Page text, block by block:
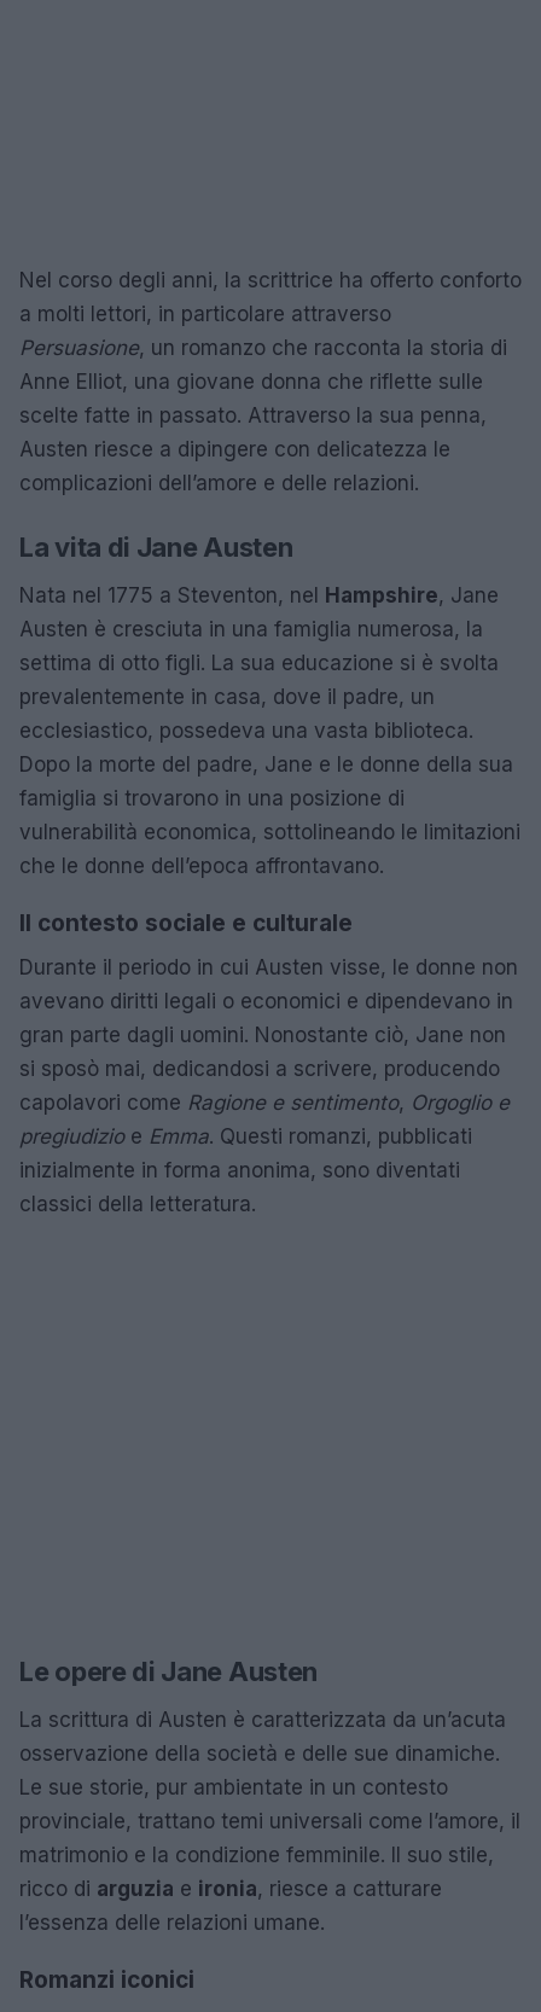
Nel corso degli anni, la scrittrice ha offerto conforto
a molti lettori, in particolare attraverso
Persuasione, un romanzo che racconta la storia di
Anne Elliot, una giovane donna che riflette sulle
scelte fatte in passato. Attraverso la sua penna,
Austen riesce a dipingere con delicatezza le
complicazioni dell’amore e delle relazioni.
La vita di Jane Austen
Nata nel 1775 a Steventon, nel Hampshire, Jane
Austen è cresciuta in una famiglia numerosa, la
settima di otto figli. La sua educazione si è svolta
prevalentemente in casa, dove il padre, un
ecclesiastico, possedeva una vasta biblioteca.
Dopo la morte del padre, Jane e le donne della sua
famiglia si trovarono in una posizione di
vulnerabilità economica, sottolineando le limitazioni
che le donne dell’epoca affrontavano.
Il contesto sociale e culturale
Durante il periodo in cui Austen visse, le donne non
avevano diritti legali o economici e dipendevano in
gran parte dagli uomini. Nonostante ciò, Jane non
si sposò mai, dedicandosi a scrivere, producendo
capolavori come Ragione e sentimento, Orgoglio e
pregiudizioe Emma. Questi romanzi, pubblicati
inizialmente in forma anonima, sono diventati
classici della letteratura.
Le opere di Jane Austen
La scrittura di Austen è caratterizzata da un’acuta
osservazione della società e delle sue dinamiche.
Le sue storie, pur ambientate in un contesto
provinciale, trattano temi universali come l’amore, il
matrimonio e la condizione femminile. Il suo stile,
ricco di arguzia e ironia, riesce a catturare
l’essenza delle relazioni umane.
Romanzi iconici